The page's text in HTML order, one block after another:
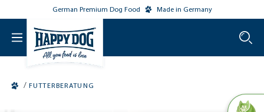
main contentGerman Premium Dog Food Made in Germany
/ FUTTERBERATUNG